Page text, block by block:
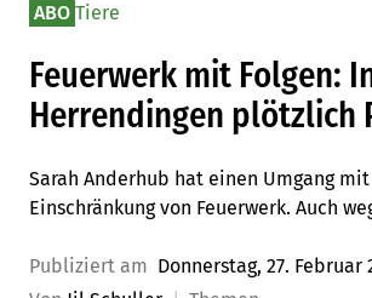
ABO Tiere
Feuerwerk mit Folgen:
Herrendingen plötzlich
Sarah Anderhub hat einen Umgang
Einschränkung von Feuerwerk. Auch
Publiziert am Donnerstag, 27. Februar